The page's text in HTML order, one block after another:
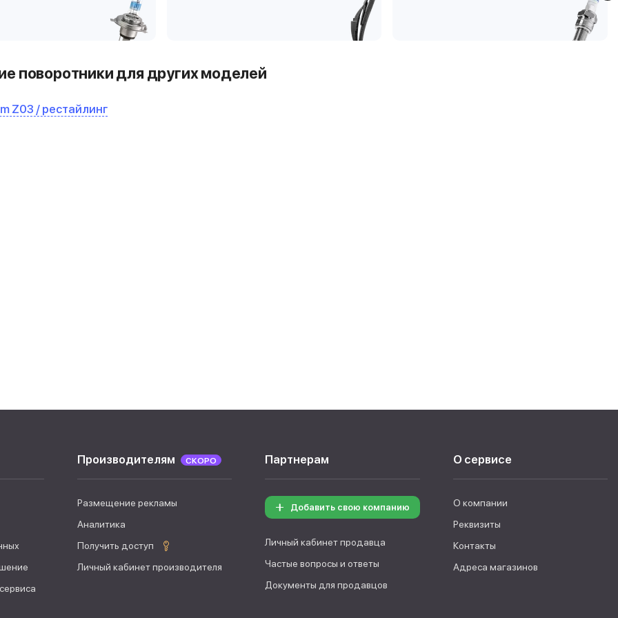
поворотники для других моделей
Z03 / рестайлинг
Производителям СКОРО
Размещение рекламы
Аналитика
Получить доступ
Личный кабинет производителя
Партнерам
Добавить свою компанию
Личный кабинет продавца
Частые вопросы и ответы
Документы для продавцов
О сервисе
О компании
Реквизиты
Контакты
Адреса магазинов